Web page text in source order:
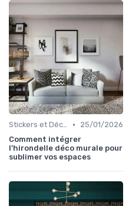
Stickers et Décalcomanies Muraux •
25/01/2026
Comment intégrer
l’hirondelle déco murale pour
sublimer vos espaces